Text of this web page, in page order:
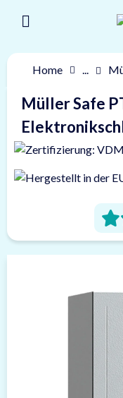
Home ...
Müller Safe